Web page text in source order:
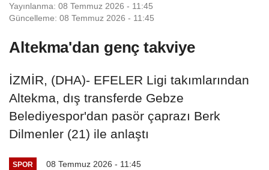
Yayınlanma: 08 Temmuz 2026 - 11:45
Güncelleme: 08 Temmuz 2026 - 11:45
Altekma'dan genç takviye
İZMİR, (DHA)- EFELER Ligi takımlarından
Altekma, dış transferde Gebze
Belediyespor'dan pasör çaprazı Berk
Dilmenler (21) ile anlaştı
SPOR 08 Temmuz 2026 - 11:45